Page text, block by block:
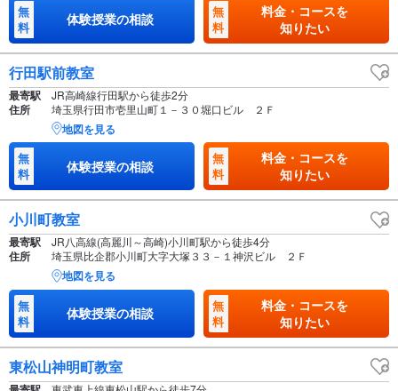
無
料
体験授業の相談
無
料
料金・コースを
知りたい
行田駅前教室
最寄駅 JR高崎線行田駅から徒歩2分
住所 埼玉県行田市壱里山町１－３０堀口ビル ２Ｆ
地図を見る
無
料
体験授業の相談
無
料
料金・コースを
知りたい
小川町教室
最寄駅 JR八高線(高麗川～高崎)小川町駅から徒歩4分
住所 埼玉県比企郡小川町大字大塚３３－１神沢ビル ２Ｆ
地図を見る
無
料
体験授業の相談
無
料
料金・コースを
知りたい
東松山神明町教室